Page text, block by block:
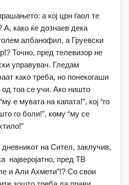
а кој црн ѓаол те
како ќе дознаев дека
албанофил, а Груевски
Точно, пред телевизор не
управувач. Гледам
како треба, но понекогаши
тоа се учи. Ако ништо
е мувата на капата!”, кој “го
го боли!”, кому “му се
на Сител, заклучив,
најверојатно, пред ТВ
и Али Ахмети”!? Со свои